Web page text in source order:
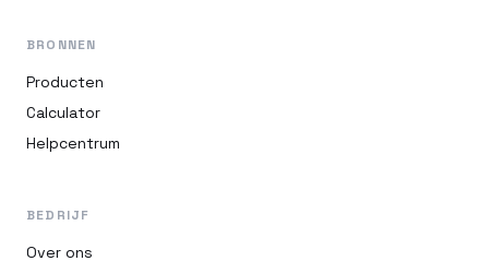
BRONNEN
Producten
Calculator
Helpcentrum
BEDRIJF
Over ons